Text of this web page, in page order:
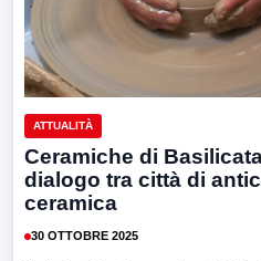
ATTUALITÀ
Ceramiche di
dialogo tra città di
ceramica
30 OTTOBRE 2025